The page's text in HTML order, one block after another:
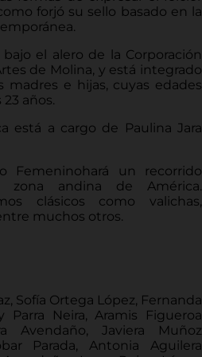
forjó su sello basado en la
el alero de la Corporación
de Molina, y está integrado
madres e hijas, cuyas edades
años.
está a cargo de Paulina Jara
Femeninohará un recorrido
andina de América.
clásicos como valichas,
muchos otros.
Sofía Ortega López, Fernanda
Parra Neira, Aramis Figueroa
Avendaño, Javiera Muñoz
Parada, Antonia Aguilera